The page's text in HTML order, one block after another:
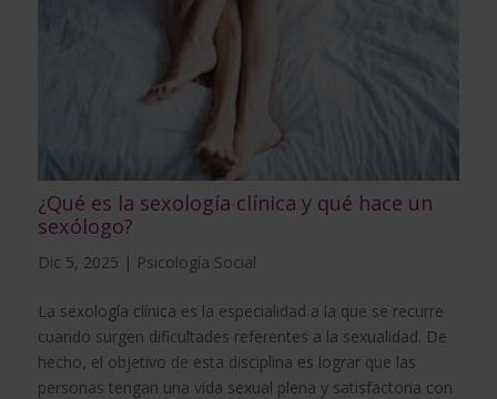
¿Qué es la sexología clínica y qué hace un
sexólogo?
Dic 5, 2025 | Psicología Social
La sexología clínica es la especialidad a la que se recurre
cuando surgen dificultades referentes a la sexualidad. De
hecho, el objetivo de esta disciplina es lograr que las
personas tengan una vida sexual plena y satisfactoria con